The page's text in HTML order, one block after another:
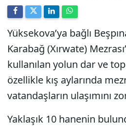
Yüksekova’ya bağlı
Karabağ (Xırwate)
kullanılan yolun dar ve
özellikle kış aylarında
vatandaşların ulaşımını
Yaklaşık 10 hanenin